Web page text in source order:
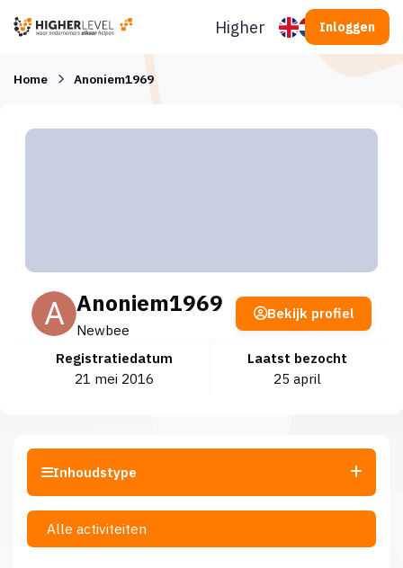
Higherlevel Inloggen
Home Anoniem1969
Anoniem1969
Newbee
Registratiedatum
21 mei 2016
Laatst bezocht
25 april
Bekijk profiel
Inhoudstype
Alle activiteiten